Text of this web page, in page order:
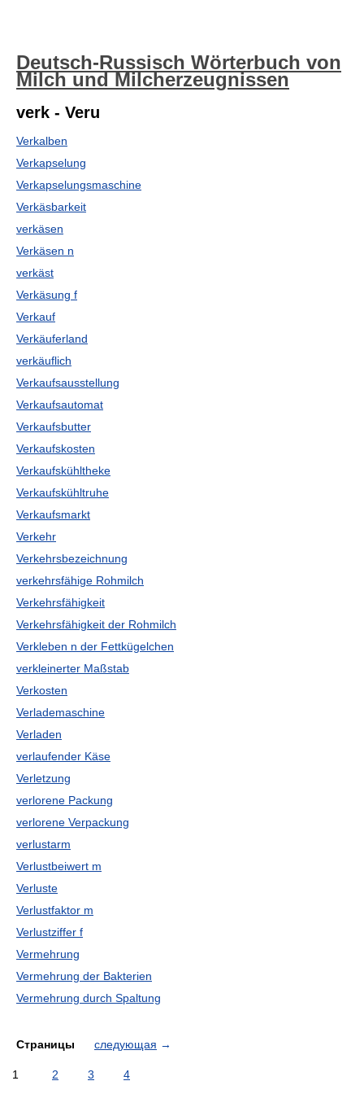
Deutsch-Russisch Wörterbuch von
Milch und Milcherzeugnissen
verk - Veru
Verkalben
Verkapselung
Verkapselungsmaschine
Verkäsbarkeit
verkäsen
Verkäsen n
verkäst
Verkäsung f
Verkauf
Verkäuferland
verkäuflich
Verkaufsausstellung
Verkaufsautomat
Verkaufsbutter
Verkaufskosten
Verkaufskühltheke
Verkaufskühltruhe
Verkaufsmarkt
Verkehr
Verkehrsbezeichnung
verkehrsfähige Rohmilch
Verkehrsfähigkeit
Verkehrsfähigkeit der Rohmilch
Verkleben n der Fettkügelchen
verkleinerter Maßstab
Verkosten
Verlademaschine
Verladen
verlaufender Käse
Verletzung
verlorene Packung
verlorene Verpackung
verlustarm
Verlustbeiwert m
Verluste
Verlustfaktor m
Verlustziffer f
Vermehrung
Vermehrung der Bakterien
Vermehrung durch Spaltung
Страницы следующая →
1 2 3 4